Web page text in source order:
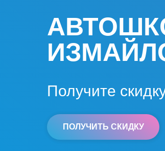
ПОЛУЧИТЬ СКИДКУ
Получите